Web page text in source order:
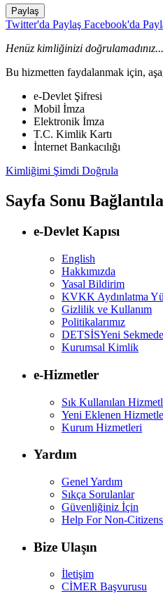
Paylaş
Twitter'da Paylaş Facebook'da
Henüz kimliğinizi doğrulamadınız...
Bu hizmetten faydalanmak için,
e-Devlet Şifresi
Mobil İmza
Elektronik İmza
T.C. Kimlik Kartı
İnternet Bankacılığı
Kimliğimi Şimdi Doğrula
Sayfa Sonu
e-Devlet Kapısı
English
Hakkımızda
Yasal Bildirim
KVKK Aydınlatma
Gizlilik ve Kullanım
Politikalarımız
DETSİSYeni
Kurumsal Kimlik
e-Hizmetler
Sık Kullanılan
Yeni Eklenen
Kurum Hizmetleri
Yardım
Genel Yardım
Sıkça Sorulanlar
Güvenliğiniz İçin
Help For Non-Citizens
Bize Ulaşın
İletişim
CİMER Başvurusu